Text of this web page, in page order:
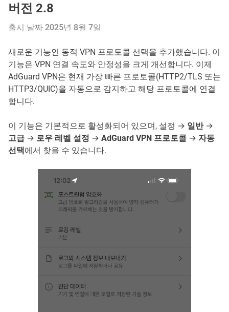
버전 2.8
출시 날짜 2025년 8월 7일
새로운 기능인 동적 VPN 프로토콜 선택을 추가했습니다. 이
기능은 VPN 연결 속도와 안정성을 크게 개선합니다. 이제
AdGuard VPN은 현재 가장 빠른 프로토콜(HTTP2/TLS 또는
HTTP3/QUIC)을 자동으로 감지하고 해당 프로토콜에 연결
합니다.
이 기능은 기본적으로 활성화되어 있으며, 설정 → 일반→
고급 → 로우 레벨 설정 → AdGuard VPN 프로토콜 → 자동
선택에서 찾을 수 있습니다.